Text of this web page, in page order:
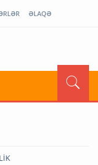
ƏLAQƏ